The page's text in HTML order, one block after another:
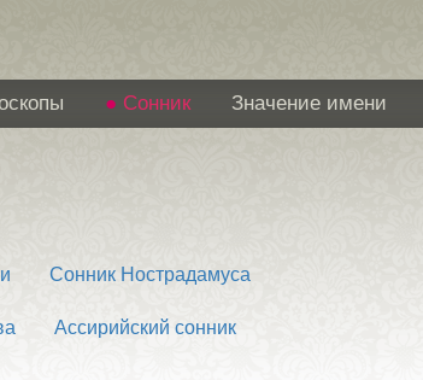
Сонник Значение имени
Сонник Нострадамуса
Ассирийский сонник